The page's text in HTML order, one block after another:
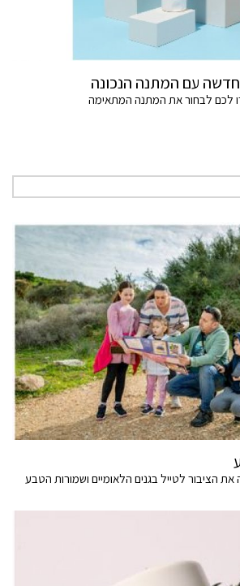
עם המתנה הנכונה
לכם לבחור את המתנה המתאימה
הציבור לטייל בגנים הלאומיים ושמורות הטבע